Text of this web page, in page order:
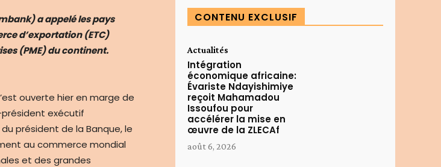
a appelé les pays
d’exportation (ETC)
(PME) du continent.
ouverte hier en marge de
président exécutif
président de la Banque, le
au commerce mondial
et des grandes
CONTENU EXCLUSIF
Actualités
Intégration
économique africaine:
Évariste Ndayishimiye
reçoit Mahamadou
Issoufou pour
accélérer la mise en
œuvre de la ZLECAf
août 6, 2026